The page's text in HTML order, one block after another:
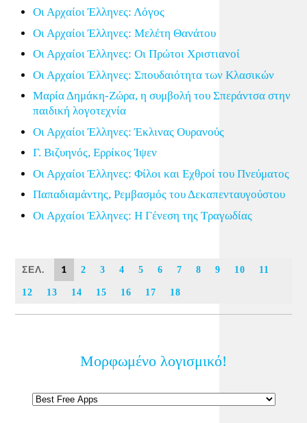
Οι Αρχαίοι Έλληνες: Λόγος
Οι Αρχαίοι Έλληνες: Μελέτη Θανάτου
Οι Αρχαίοι Έλληνες: Οι Πρώτοι Χριστιανοί
Οι Αρχαίοι Έλληνες: Σπουδαιότητα των Κλασικών
Μαρία Δημάκη-Ζώρα, η συμβολή του Σπεράντσα στην
παιδική λογοτεχνία
Οι Αρχαίοι Έλληνες: Έκλινας Ουρανούς
Γ. Βιζυηνός, Ερρίκος Ίψεν
Οι Αρχαίοι Έλληνες: Φίλοι και Εχθροί του Πνεύματος
Παπαδιαμάντης, Ρεμβασμός του Δεκαπενταυγούστου
Οι Αρχαίοι Έλληνες: Η Γένεση της Τραγωδίας
ΣΕΛ. 1 2 3 4 5 6 7 8 9 10 11
12 13 14 15 16 17 18
Μορφωμένο λογισμικό!